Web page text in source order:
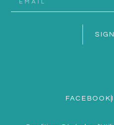
FACEBOOK